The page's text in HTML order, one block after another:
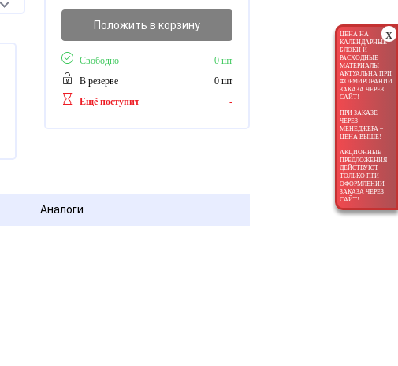
x
ЦЕНА НА
КАЛЕНДАРНЫЕ
БЛОКИ И
РАСХОДНЫЕ
МАТЕРИАЛЫ
АКТУАЛЬНА ПРИ
ФОРМИРОВАНИИ
ЗАКАЗА ЧЕРЕЗ
САЙТ!
ПРИ ЗАКАЗЕ
ЧЕРЕЗ
МЕНЕДЖЕРА –
ЦЕНА ВЫШЕ!
АКЦИОННЫЕ
ПРЕДЛОЖЕНИЯ
ДЕЙСТВУЮТ
ТОЛЬКО ПРИ
ОФОРМЛЕНИИ
ЗАКАЗА ЧЕРЕЗ
САЙТ!
Положить в корзину
Свободно
0 шт
В резерве
0 шт
Ещё поступит
-
Аналоги